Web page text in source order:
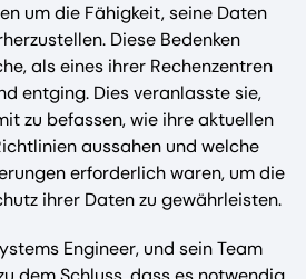
um die Fähigkeit, seine Daten
Diese Bedenken
als eines ihrer Rechenzentren
entging. Dies veranlasste sie,
zu befassen, wie ihre aktuellen
aussahen und welche
erforderlich waren, um die
ihrer Daten zu gewährleisten.
Engineer, und sein Team